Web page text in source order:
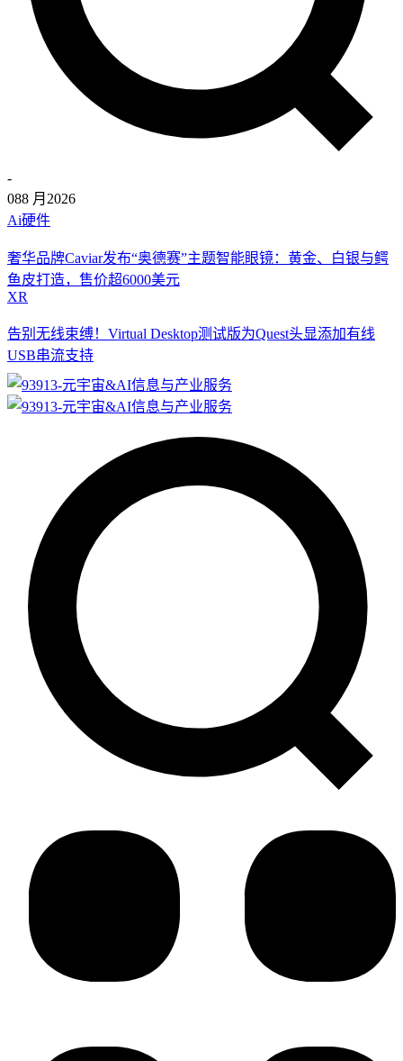
-
088 月 2026
Ai硬件
奢华品牌Caviar发布“奥德赛”主题智能眼镜：黄金、白银与鳄
鱼皮打造，售价超6000美元
XR
告别无线束缚！Virtual Desktop测试版为Quest头显添加有线
USB串流支持